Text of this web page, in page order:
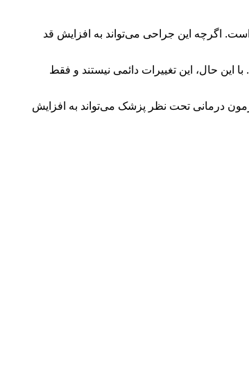
اگرچه این جراحی می‌تواند به افزایش قد
۵ تا ۱۰ سانتی‌متر به قد شما اضافه کنند. با این حال، این تغییرات دائمی نیستند و فقط
درمانی تحت نظر پزشک می‌تواند به افزایش